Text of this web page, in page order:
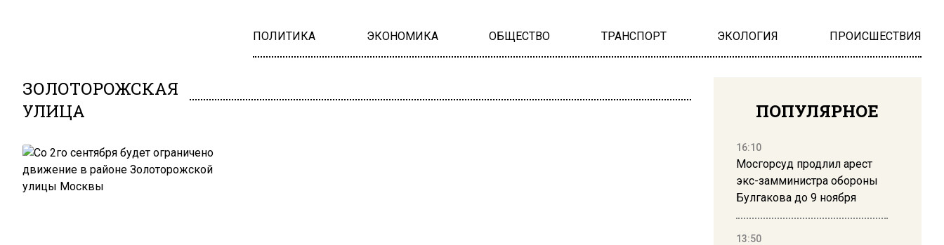
ПОЛИТИКА ЭКОНОМИКА ОБЩЕСТВО ТРАНСПОРТ ЭКОЛОГИЯ ПРОИСШЕСТВИЯ
ЗОЛОТОРОЖСКАЯ
УЛИЦА
ПОПУЛЯРНОЕ
16:10
Мосгорсуд продлил арест
экс-замминистра обороны
Булгакова до 9 ноября
13:50